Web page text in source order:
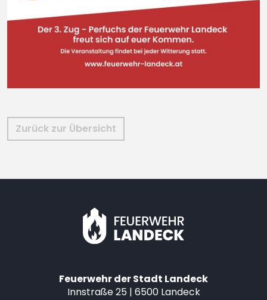
Zurück zur Übersicht
Feuerwehr der Stadt Landeck
Innstraße 25 | 6500 Landeck